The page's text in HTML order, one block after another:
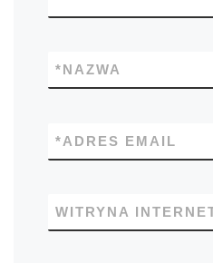
NAZWA
*
ADRES EMAIL
*
WITRYNA